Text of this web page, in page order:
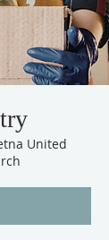
United